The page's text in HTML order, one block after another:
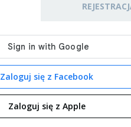
Zaloguj się z Facebook
Zaloguj się z Apple